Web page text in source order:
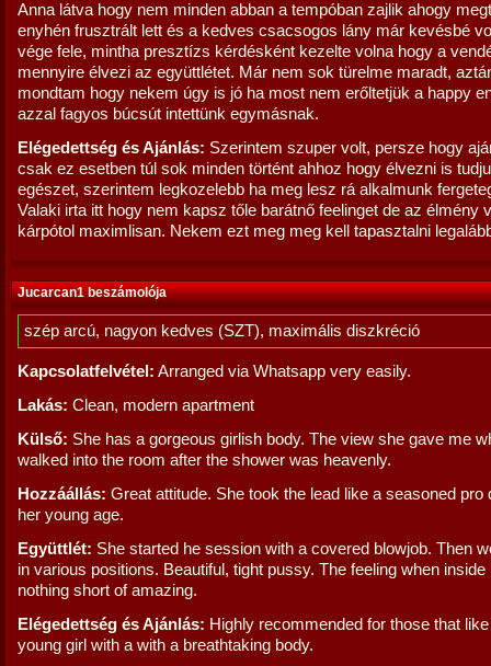
Anna látva hogy nem minden abban a tempóban zajlik ahogy
enyhén frusztrált lett és a kedves csacsogos lány már kevésbé
vége fele, mintha presztízs kérdésként kezelte volna hogy a
mennyire élvezi az együttlétet. Már nem sok türelme maradt,
mondtam hogy nekem úgy is jó ha most nem erőltetjük a happy
azzal fagyos búcsút intettünk egymásnak.
Elégedettség és Ajánlás: Szerintem szuper volt, persze hogy
csak ez esetben túl sok minden történt ahhoz hogy élvezni is
egészet, szerintem legkozelebb ha meg lesz rá alkalmunk
Valaki irta itt hogy nem kapsz tőle barátnő feelinget de az élmény
kárpótol maximlisan. Nekem ezt meg meg kell tapasztalni
Jucarcan1 beszámolója
szép arcú, nagyon kedves (SZT), maximális diszkréció
Kapcsolatfelvétel: Arranged via Whatsapp very easily.
Lakás: Clean, modern apartment
Külső: She has a gorgeous girlish body. The view she gave me
walked into the room after the shower was heavenly.
Hozzáállás: Great attitude. She took the lead like a seasoned pro
her young age.
Együttlét: She started he session with a covered blowjob. Then
in various positions. Beautiful, tight pussy. The feeling when inside
nothing short of amazing.
Elégedettség és Ajánlás: Highly recommended for those that
young girl with a with a breathtaking body.